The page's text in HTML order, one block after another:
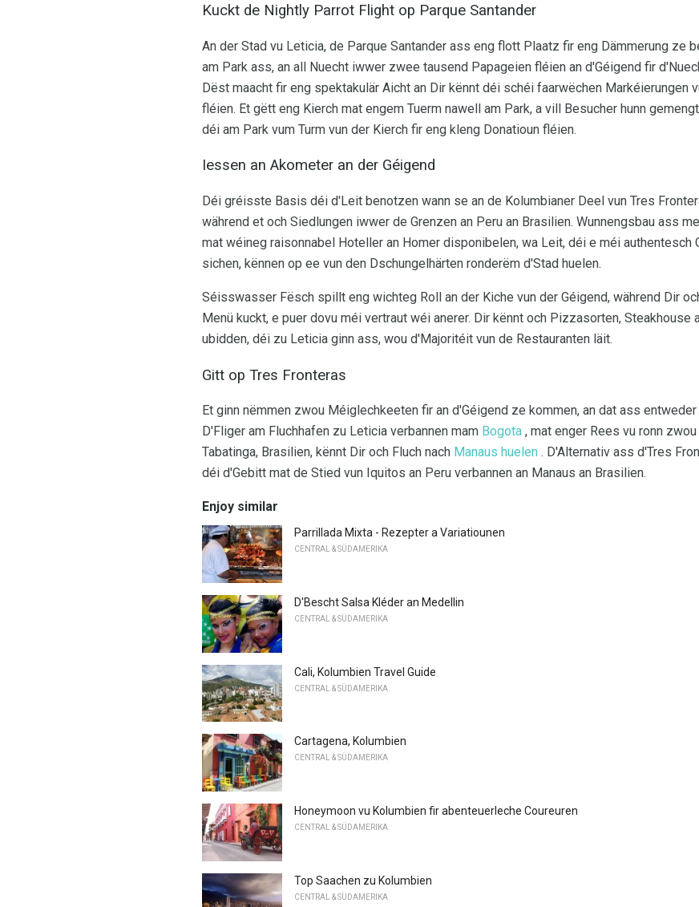
Kuckt de Nightly Parrot Flight op Parque Santander
An der Stad vu Leticia, de Parque Santander ass eng flott Plaatz fir eng Dämmerung ze
am Park ass, an all Nuecht iwwer zwee tausend Papageien fléien an d'Géigend fir
Dëst maacht fir eng spektakulär Aicht an Dir kënnt déi schéi faarwëchen Markéierungen
fléien. Et gëtt eng Kierch mat engem Tuerm nawell am Park, a vill Besucher hunn
déi am Park vum Turm vun der Kierch fir eng kleng Donatioun fléien.
Iessen an Akometer an der Géigend
Déi gréisste Basis déi d'Leit benotzen wann se an de Kolumbianer Deel vun Tres
während et och Siedlungen iwwer de Grenzen an Peru an Brasilien. Wunnengsbau ass
mat wéineg raisonnabel Hoteller an Homer disponibelen, wa Leit, déi e méi authentesch
sichen, kënnen op ee vun den Dschungelhärten ronderëm d'Stad huelen.
Séisswasser Fësch spillt eng wichteg Roll an der Kiche vun der Géigend, während Dir
Menü kuckt, e puer dovu méi vertraut wéi anerer. Dir kënnt och Pizzasorten, Steakhouse
ubidden, déi zu Leticia ginn ass, wou d'Majoritéit vun de Restauranten läit.
Gitt op Tres Fronteras
Et ginn nëmmen zwou Méiglechkeeten fir an d'Géigend ze kommen, an dat ass
D'Fliger am Fluchhafen zu Leticia verbannen mam Bogota , mat enger Rees vu ronn
Tabatinga, Brasilien, kënnt Dir och Fluch nach Manaus huelen . D'Alternativ ass d'Tres
déi d'Gebitt mat de Stied vun Iquitos an Peru verbannen an Manaus an Brasilien.
Enjoy similar
Parrillada Mixta - Rezepter a Variatiounen
CENTRAL & SÜDAMERIKA
D'Bescht Salsa Kléder an Medellin
CENTRAL & SÜDAMERIKA
Cali, Kolumbien Travel Guide
CENTRAL & SÜDAMERIKA
Cartagena, Kolumbien
CENTRAL & SÜDAMERIKA
Honeymoon vu Kolumbien fir abenteuerleche Coureuren
CENTRAL & SÜDAMERIKA
Top Saachen zu Kolumbien
CENTRAL & SÜDAMERIKA